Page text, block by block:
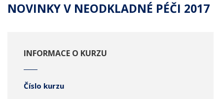
NOVINKY V NEODKLADNÉ PÉČI 2017
INFORMACE O KURZU
Číslo kurzu